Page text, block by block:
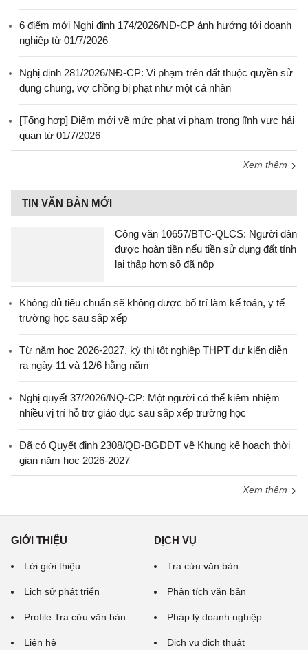
6 điểm mới Nghị định 174/2026/NĐ-CP ảnh hưởng tới doanh
nghiệp từ 01/7/2026
Nghị định 281/2026/NĐ-CP: Vi phạm trên đất thuộc quyền sử
dụng chung, vợ chồng bị phạt như một cá nhân
[Tổng hợp] Điểm mới về mức phạt vi phạm trong lĩnh vực hải
quan từ 01/7/2026
Xem thêm
TIN VĂN BẢN MỚI
Công văn 10657/BTC-QLCS: Người dân
được hoàn tiền nếu tiền sử dụng đất tính
lại thấp hơn số đã nộp
Không đủ tiêu chuẩn sẽ không được bố trí làm kế toán, y tế
trường học sau sắp xếp
Từ năm học 2026-2027, kỳ thi tốt nghiệp THPT dự kiến diễn
ra ngày 11 và 12/6 hằng năm
Nghị quyết 37/2026/NQ-CP: Một người có thể kiêm nhiệm
nhiều vị trí hỗ trợ giáo dục sau sắp xếp trường học
Đã có Quyết định 2308/QĐ-BGDĐT về Khung kế hoạch thời
gian năm học 2026-2027
Xem thêm
GIỚI THIỆU
Lời giới thiệu
Lịch sử phát triển
Profile Tra cứu văn bản
Liên hệ
DỊCH VỤ
Tra cứu văn bản
Phân tích văn bản
Pháp lý doanh nghiệp
Dịch vụ dịch thuật